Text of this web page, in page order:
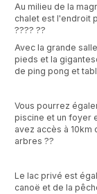
Au milieu de la
chalet est l'endroit
???? ??
Avec la grande
pieds et la
de ping pong et
Vous pourrez
piscine et un foyer
avez accès à
arbres ??
Le lac privé est
canoë et de la